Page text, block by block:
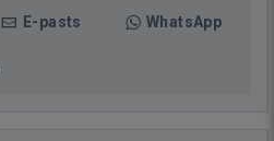
E-pasts WhatsApp